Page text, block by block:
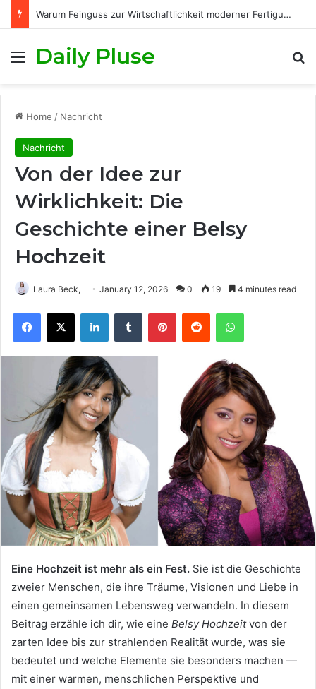
Warum Feinguss zur Wirtschaftlichkeit moderner Fertigungsprozesse beiträgt
Menu
Daily Pluse
Home / Nachricht
Nachricht
Von der Idee zur
Wirklichkeit: Die
Geschichte einer Belsy
Hochzeit
Laura Beck, January 12, 2026 0 19 4 minutes read
Eine Hochzeit ist mehr als ein Fest. Sie ist die Geschichte
zweier Menschen, die ihre Träume, Visionen und Liebe in
einen gemeinsamen Lebensweg verwandeln. In diesem
Beitrag erzähle ich dir, wie eine Belsy Hochzeitvon der
zarten Idee bis zur strahlenden Realität wurde, was sie
bedeutet und welche Elemente sie besonders machen —
mit einer warmen, menschlichen Perspektive und